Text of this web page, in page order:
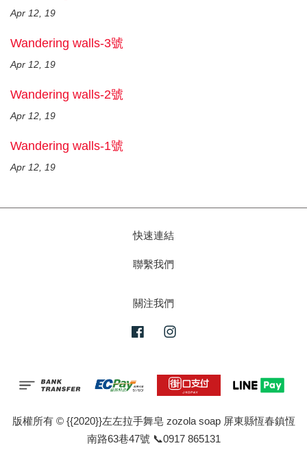
Apr 12, 19
Wandering walls-3號
Apr 12, 19
Wandering walls-2號
Apr 12, 19
Wandering walls-1號
Apr 12, 19
快速連結
聯繫我們
關注我們
Facebook
版權所有 © {{2020}}左左拉手舞皂 zozola soap 屏東縣恆春鎮恆
南路63巷47號 📞0917 865131